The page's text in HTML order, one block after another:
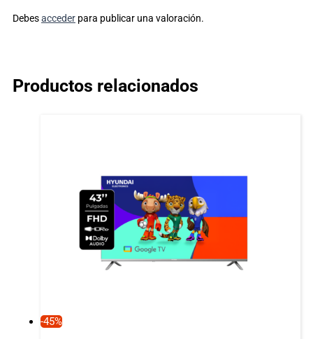
Debesacceder para publicar una valoración.
Productos relacionados
-45%